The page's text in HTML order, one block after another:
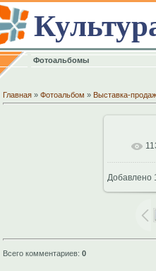
Фотоальбомы
Главная » Фотоальбом » Выставка-
В
Добавлено
Всего комментариев: 0